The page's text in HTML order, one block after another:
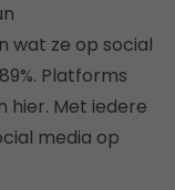
wat ze op social
Platforms
hier. Met iedere
media op